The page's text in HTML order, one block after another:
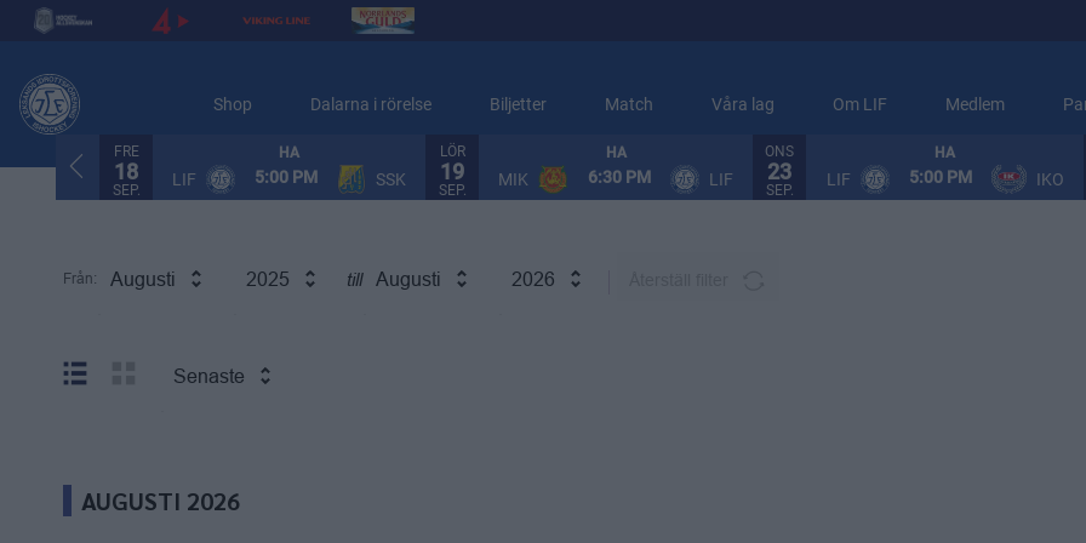
Shop Dalarna i rörelse Biljetter Match Våra lag Om LIF Medlem
FRE
18
SEP.
HA
LIF 5:00 PM SSK
LÖR
19
SEP.
HA
MIK 6:30 PM LIF
ONS
23
SEP.
HA
LIF 5:00 PM IKO
Från: Augusti 2025 till Augusti 2026
Senaste
AUGUSTI 2026